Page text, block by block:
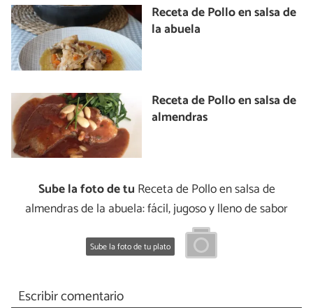
Receta de Pollo en salsa de
la abuela
Receta de Pollo en salsa de
almendras
Sube la foto de tu Receta de Pollo en salsa de
almendras de la abuela: fácil, jugoso y lleno de sabor
Sube la foto de tu plato
Escribir comentario